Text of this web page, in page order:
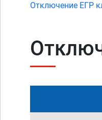
Отключение ЕГР